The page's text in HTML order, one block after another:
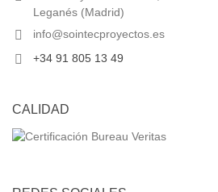
Leganés (Madrid)
info@sointecproyectos.es
+34 91 805 13 49
CALIDAD